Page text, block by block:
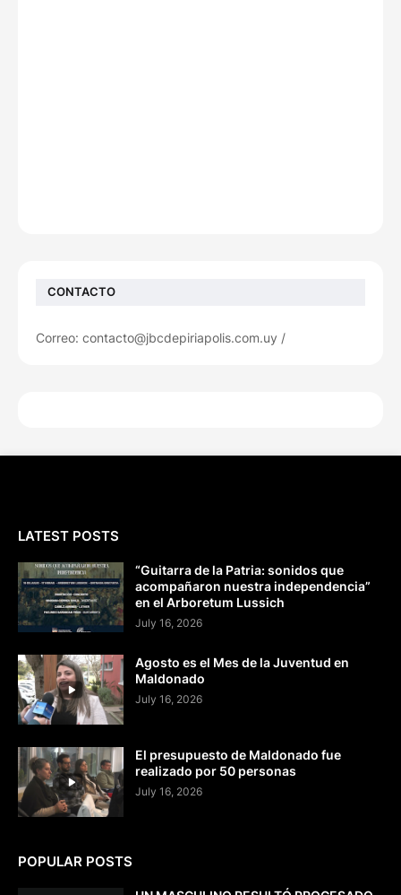
CONTACTO
Correo: contacto@jbcdepiriapolis.com.uy /
LATEST POSTS
“Guitarra de la Patria: sonidos que
acompañaron nuestra independencia”
en el Arboretum Lussich
July 16, 2026
Agosto es el Mes de la Juventud en
Maldonado
July 16, 2026
El presupuesto de Maldonado fue
realizado por 50 personas
July 16, 2026
POPULAR POSTS